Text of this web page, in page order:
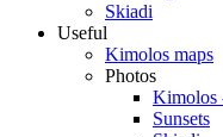
Skiadi
Useful
Kimolos maps
Photos
Kimolos
Sunsets